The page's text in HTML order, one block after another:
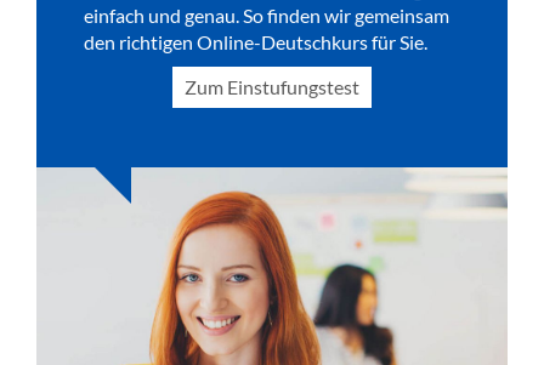
einfach und genau. So finden wir gemeinsam
den richtigen Online-Deutschkurs für Sie.
Zum Einstufungstest